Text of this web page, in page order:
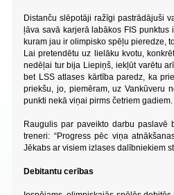
Distanču slēpotāji ražīgi pastrādājuši
ļāva savā karjerā labākos FIS
kuram jau ir olimpisko spēļu pieredze,
Lai pretendētu uz lielāku kvotu,
nedēļai tur bija Liepiņš, iekļūt varētu
bet LSS atlases kārtība paredz, ka
priekšu, jo, piemēram, uz Vankūveru
punkti nekā viņai pirms četriem
Raugulis par paveikto darbu paslavē
treneri: “Progress pēc viņa
Jēkabs ar visiem izlases dalībniekiem
Debitantu cerības